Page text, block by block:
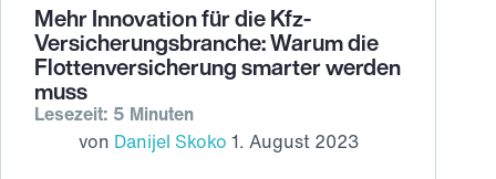
Mehr Innovation für die Kfz-
Versicherungsbranche: Warum die
Flottenversicherung smarter werden
muss
Lesezeit: 5 Minuten
von Danijel Skoko 1. August 2023